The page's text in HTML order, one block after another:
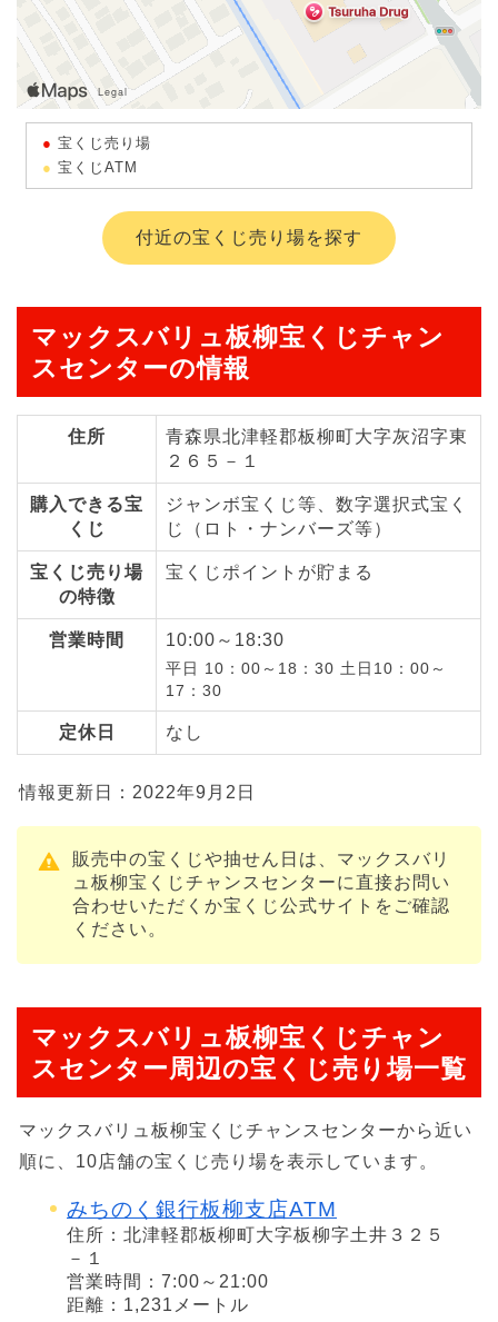
宝くじ売り場
宝くじATM
付近の宝くじ売り場を探す
マックスバリュ板柳宝くじチャン
スセンターの情報
住所
青森県北津軽郡板柳町大字灰沼字東
２６５－１
購入できる宝
くじ
ジャンボ宝くじ等、数字選択式宝く
じ（ロト・ナンバーズ等）
宝くじ売り場
の特徴
宝くじポイントが貯まる
営業時間 10:00～18:30
平日 10：00～18：30 土日10：00～
17：30
定休日 なし
情報更新日：2022年9月2日
販売中の宝くじや抽せん日は、マックスバリ
ュ板柳宝くじチャンスセンターに直接お問い
合わせいただくか宝くじ公式サイトをご確認
ください。
マックスバリュ板柳宝くじチャン
スセンター周辺の宝くじ売り場一覧
マックスバリュ板柳宝くじチャンスセンターから近い
順に、10店舗の宝くじ売り場を表示しています。
みちのく銀行板柳支店ATM
住所：北津軽郡板柳町大字板柳字土井３２５
－１
営業時間：7:00～21:00
距離：1,231メートル